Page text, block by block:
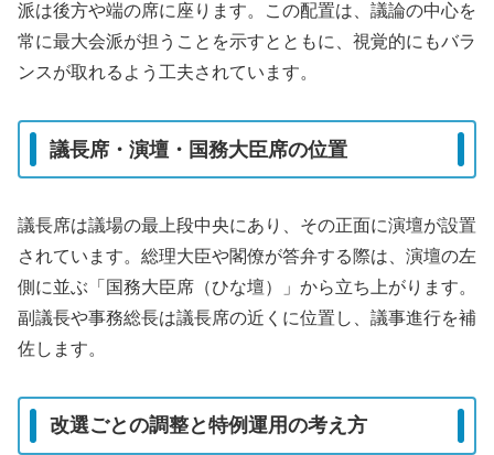
派は後方や端の席に座ります。この配置は、議論の中心を
常に最大会派が担うことを示すとともに、視覚的にもバラ
ンスが取れるよう工夫されています。
議長席・演壇・国務大臣席の位置
議長席は議場の最上段中央にあり、その正面に演壇が設置
されています。総理大臣や閣僚が答弁する際は、演壇の左
側に並ぶ「国務大臣席（ひな壇）」から立ち上がります。
副議長や事務総長は議長席の近くに位置し、議事進行を補
佐します。
改選ごとの調整と特例運用の考え方